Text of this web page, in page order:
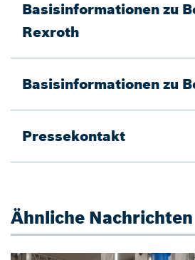
Basisinformationen zu
Rexroth
Basisinformationen zu
Pressekontakt
Ähnliche Nachrichten